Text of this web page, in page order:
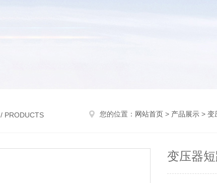
/ PRODUCTS 您的位置： 网站首页 > 产品展示 > 变
变压器